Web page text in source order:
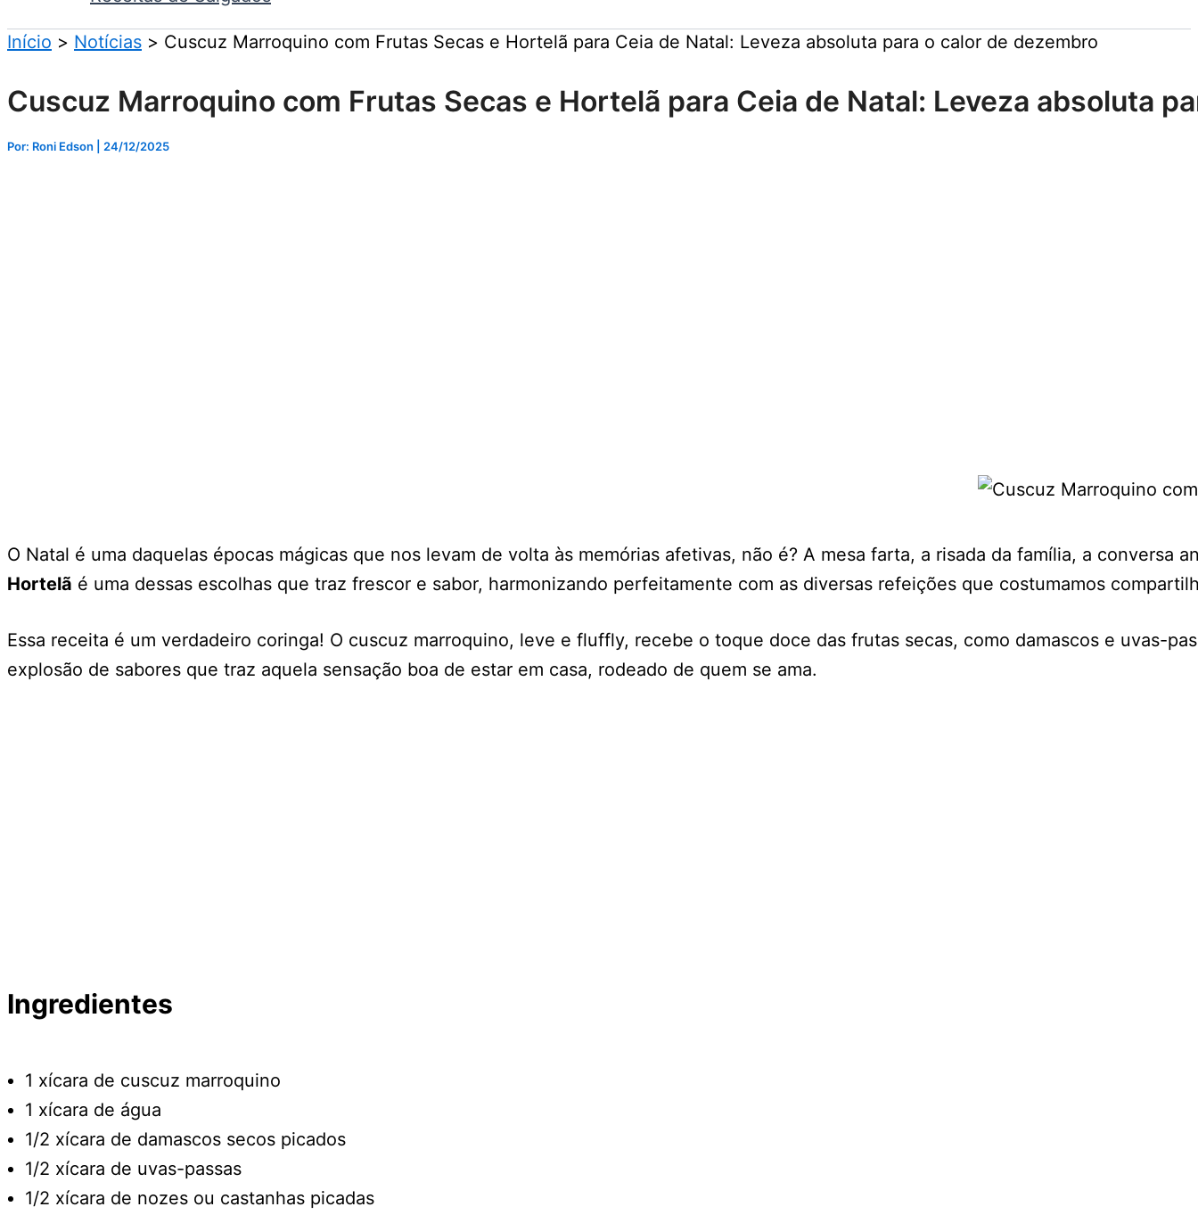
Início Notícias Cuscuz Marroquino com Frutas Secas e Hortelã para Ceia de Natal: Leveza absoluta para o calor de dezembro
Cuscuz Marroquino com Frutas Secas e Hortelã para Ceia de Natal: Leveza absoluta
Por: Roni Edson | 24/12/2025
O Natal é uma daquelas épocas mágicas que nos levam de volta às memórias afetivas, não é? A mesa farta, a risada da família, a
Hortelã é uma dessas escolhas que traz frescor e sabor, harmonizando perfeitamente com as diversas refeições que costumamos
Essa receita é um verdadeiro coringa! O cuscuz marroquino, leve e fluffly, recebe o toque doce das frutas secas, como damascos e uvas-
explosão de sabores que traz aquela sensação boa de estar em casa, rodeado de quem se ama.
Ingredientes
1 xícara de cuscuz marroquino
1 xícara de água
1/2 xícara de damascos secos picados
1/2 xícara de uvas-passas
1/2 xícara de nozes ou castanhas picadas